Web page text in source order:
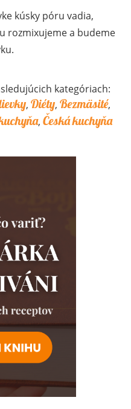
kúsky póru vadia,
rozmixujeme a budeme
kategóriach:
, Diéty, Bezmäsité,
, Česká kuchyňa